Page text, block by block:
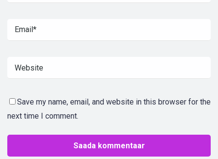
Save my name, email, and website in this browser for the
next time I comment.